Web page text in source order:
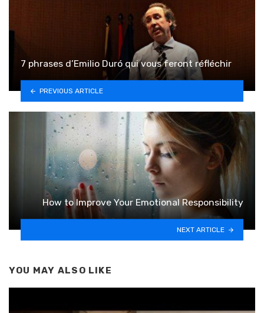
7 phrases d’Emilio Duró qui vous feront réfléchir
PREVIOUS ARTICLE
How to Improve Your Emotional Responsibility
NEXT ARTICLE
YOU MAY ALSO LIKE